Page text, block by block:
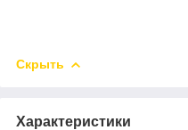
Скрыть
Характеристики